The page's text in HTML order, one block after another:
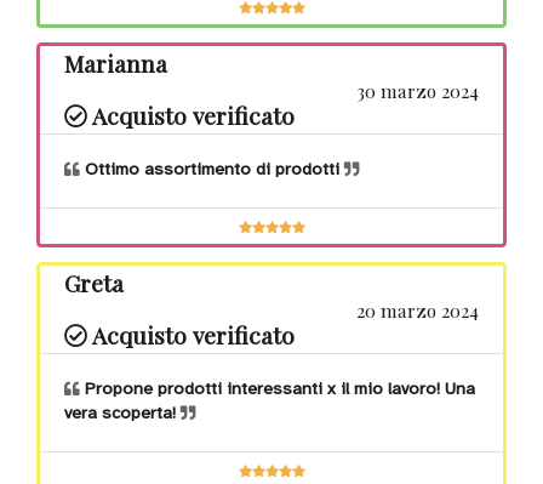
Marianna
30 marzo 2024
Acquisto verificato
Ottimo assortimento di prodotti
Greta
20 marzo 2024
Acquisto verificato
Propone prodotti interessanti x il mio lavoro! Una
vera scoperta!